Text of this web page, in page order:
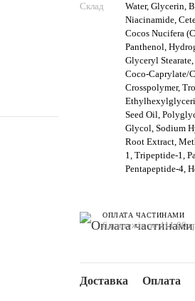
Склад
Water, Glycerin,
Niacinamide,
Cocos Nucifera
Panthenol,
Glyceryl
Coco-Caprylate/
Crosspolymer,
Seed Oil,
Glycol, Sodium
Root Extract,
1, Tripeptide-1,
Pentapeptide-4,
ОПЛАТА ЧАСТИНАМИ
6 платежів по 411.00
Доставка Оплата